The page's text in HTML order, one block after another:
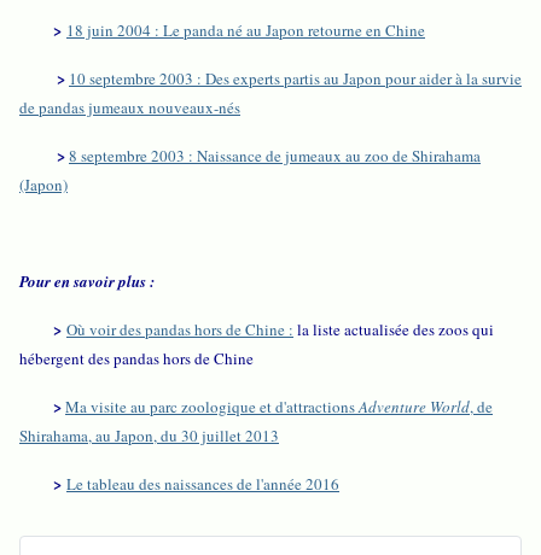
> 18 juin 2004 : Le panda né au Japon retourne en Chine
> 10 septembre 2003 : Des experts partis au Japon pour aider à la survie
de pandas jumeaux nouveaux-nés
>8 septembre 2003 : Naissance de jumeaux au zoo de Shirahama
(Japon)
Pour en savoir plus :
> Où voir des pandas hors de Chine : la liste actualisée des zoos qui
hébergent des pandas hors de Chine
>Ma visite au parc zoologique et d'attractionsAdventure World, de
Shirahama, au Japon, du 30 juillet 2013
> Le tableau des naissances de l'année 2016